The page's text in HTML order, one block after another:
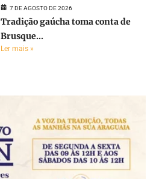
7 DE AGOSTO DE 2026
Tradição gaúcha toma conta de
Brusque...
Ler mais »